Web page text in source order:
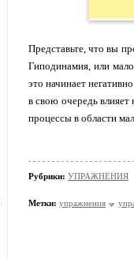
Представьте, что вы
Гиподинамия, или
это начинает
в свою очередь
процессы в области
Рубрики: УПРАЖНЕНИЯ
Метки: упражнения